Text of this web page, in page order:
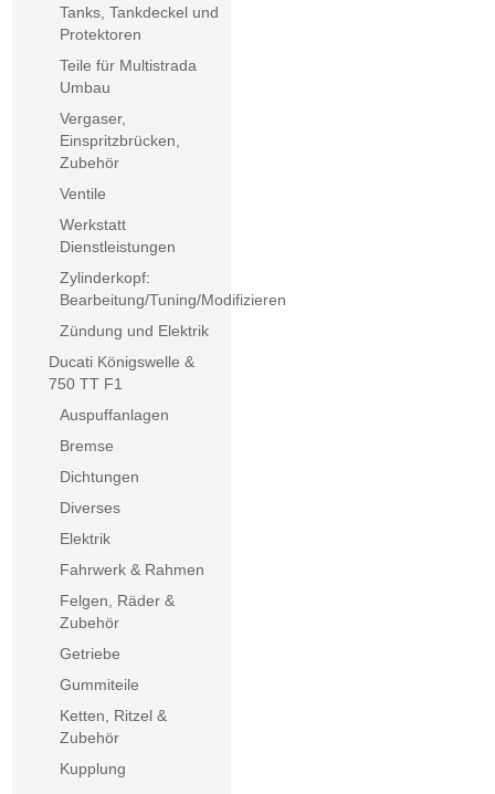
Tanks, Tankdeckel und
Protektoren
Teile für Multistrada
Umbau
Vergaser,
Einspritzbrücken,
Zubehör
Ventile
Werkstatt
Dienstleistungen
Zylinderkopf:
Bearbeitung/Tuning/Modifizieren
Zündung und Elektrik
Ducati Königswelle &
750 TT F1
Auspuffanlagen
Bremse
Dichtungen
Diverses
Elektrik
Fahrwerk & Rahmen
Felgen, Räder &
Zubehör
Getriebe
Gummiteile
Ketten, Ritzel &
Zubehör
Kupplung